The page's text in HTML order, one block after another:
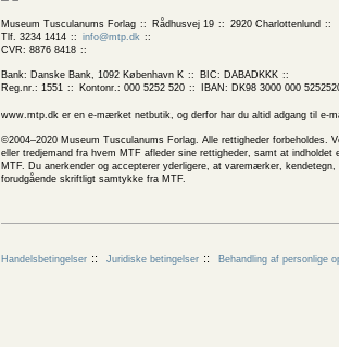
Museum Tusculanums Forlag Rådhusvej 19
2920 Charlottenlund
Tlf. 3234 1414
info@mtp.dk
CVR: 8876 8418
Bank: Danske Bank, 1092 København K
BIC: DABADKKK
Reg.nr.: 1551
Kontonr.: 000 5252 520 IBAN: DK98 3000 000
www.mtp.dk er en e-mærket netbutik, og derfor har du altid adgang til e-
©2004–2020 Museum Tusculanums Forlag. Alle rettigheder
eller tredjemand fra hvem MTF afleder sine rettigheder, samt at
MTF. Du anerkender og accepterer yderligere, at varemærker,
forudgående skriftligt samtykke fra MTF.
Handelsbetingelser Juridiske betingelser Behandling af personlige